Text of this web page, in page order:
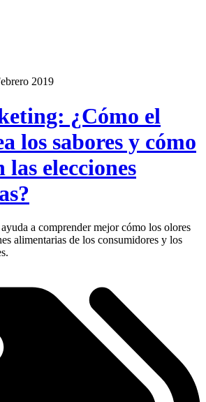
2019
¿Cómo el
los sabores y cómo
elecciones
a comprender mejor cómo los olores
alimentarias de los consumidores y los